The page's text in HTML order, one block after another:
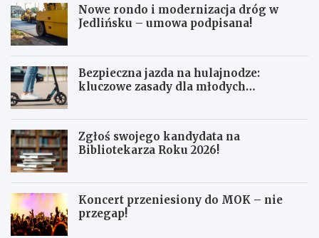
Nowe rondo i modernizacja dróg w
Jedlińsku – umowa podpisana!
Bezpieczna jazda na hulajnodze:
kluczowe zasady dla młodych
Zgłoś swojego kandydata na
Bibliotekarza Roku 2026!
Koncert przeniesiony do MOK – nie
przegap!
N
B